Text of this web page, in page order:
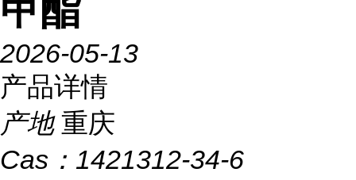
甲酯
2026-05-13
产品详情
产地 重庆
Cas： 1421312-34-6